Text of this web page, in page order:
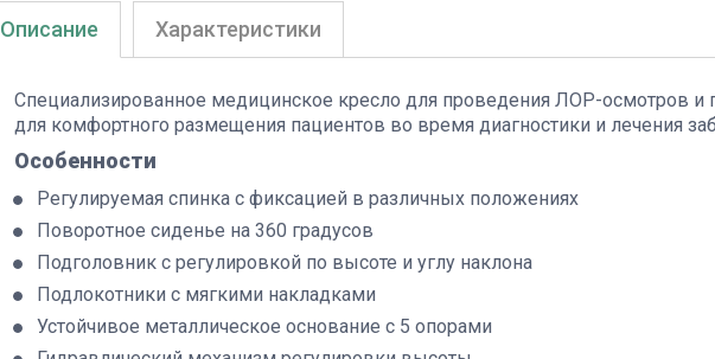
Описание
Специализированное медицинское кресло для проведения ЛОР-осмотров и
для комфортного размещения пациентов во время диагностики и лечения
Особенности
Регулируемая спинка с фиксацией в различных положениях
Поворотное сиденье на 360 градусов
Подголовник с регулировкой по высоте и углу наклона
Подлокотники с мягкими накладками
Устойчивое металлическое основание с 5 опорами
Характеристики